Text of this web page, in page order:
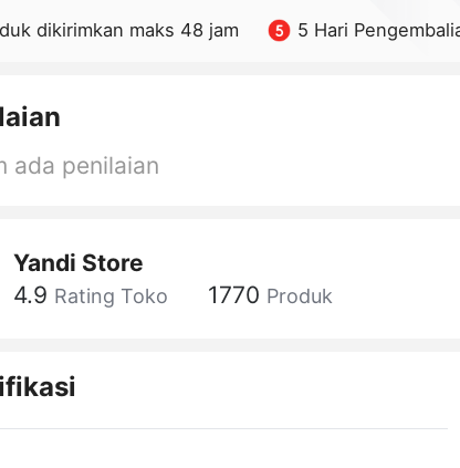
dikirimkan maks 48 jam 5 Hari
ada penilaian
Yandi Store
4.9 Rating Toko 1770 Produk